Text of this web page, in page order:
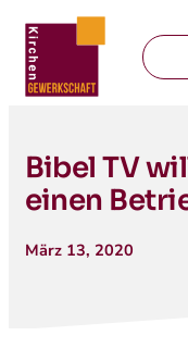
Bibel TV
einen
März 13, 2020